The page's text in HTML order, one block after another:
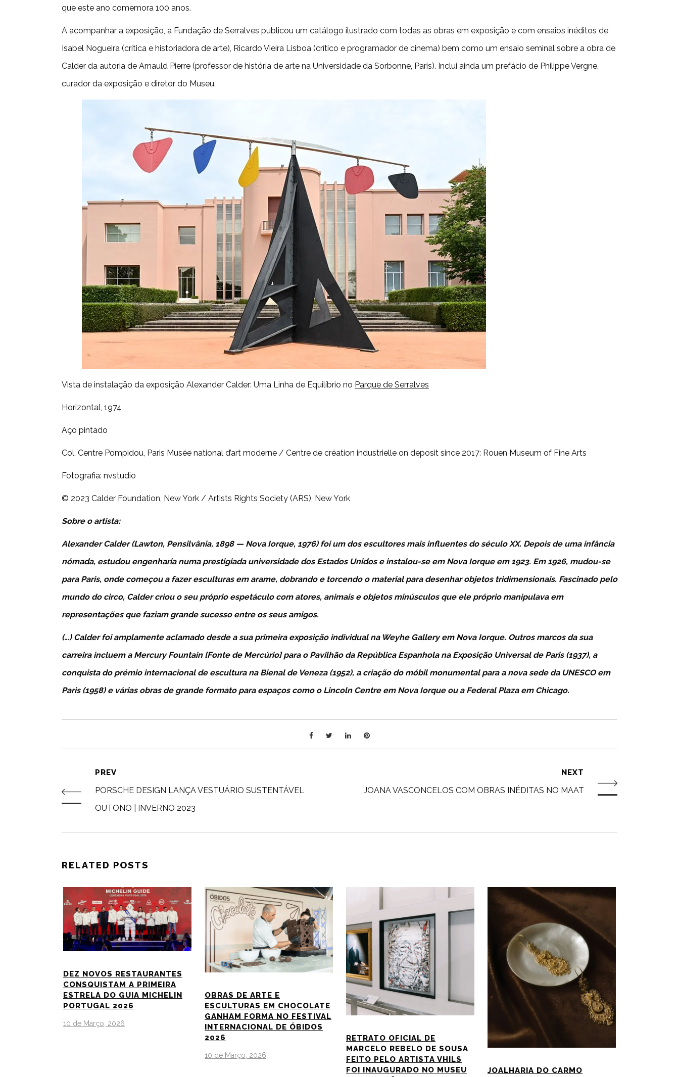
que este ano comemora 100 anos.
A acompanhar a exposição, a Fundação de Serralves publicou um catálogo ilustrado com todas as obras em exposição e com ensaios inéditos de
Isabel Nogueira (crítica e historiadora de arte), Ricardo Vieira Lisboa (crítico e programador de cinema) bem como um ensaio seminal sobre a obra de
Calder da autoria de Arnauld Pierre (professor de história de arte na Universidade da Sorbonne, Paris). Inclui ainda um prefácio de Philippe Vergne,
curador da exposição e diretor do Museu.
Vista de instalação da exposição Alexander Calder: Uma Linha de Equilíbrio no Parque de Serralves
Horizontal, 1974
Aço pintado
Col. Centre Pompidou, Paris Musée national d’art moderne / Centre de création industrielle on deposit since 2017: Rouen Museum of Fine Arts
Fotografia: nvstudio
© 2023 Calder Foundation, New York / Artists Rights Society (ARS), New York
Sobre o artista:
Alexander Calder (Lawton, Pensilvânia, 1898 — Nova Iorque, 1976) foi um dos escultores mais influentes do século XX. Depois de uma infância
nómada, estudou engenharia numa prestigiada universidade dos Estados Unidos e instalou-se em Nova Iorque em 1923. Em 1926, mudou-se
para Paris, onde começou a fazer esculturas em arame, dobrando e torcendo o material para desenhar objetos tridimensionais. Fascinado pelo
mundo do circo, Calder criou o seu próprio espetáculo com atores, animais e objetos minúsculos que ele próprio manipulava em
representações que faziam grande sucesso entre os seus amigos.
(…) Calder foi amplamente aclamado desde a sua primeira exposição individual na Weyhe Gallery em Nova Iorque. Outros marcos da sua
carreira incluem a Mercury Fountain [Fonte de Mercúrio] para o Pavilhão da República Espanhola na Exposição Universal de Paris (1937), a
conquista do prémio internacional de escultura na Bienal de Veneza (1952), a criação do móbil monumental para a nova sede da UNESCO em
Paris (1958) e várias obras de grande formato para espaços como o Lincoln Centre em Nova Iorque ou a Federal Plaza em Chicago.
PREV
PORSCHE DESIGN LANÇA VESTUÁRIO SUSTENTÁVEL
OUTONO | INVERNO 2023
NEXT
JOANA VASCONCELOS COM OBRAS INÉDITAS NO MAAT
RELATED POSTS
DEZ NOVOS RESTAURANTES
CONSQUISTAM A PRIMEIRA
ESTRELA DO GUIA MICHELIN
PORTUGAL 2026
10 de Março, 2026
OBRAS DE ARTE E
ESCULTURAS EM CHOCOLATE
GANHAM FORMA NO FESTIVAL
INTERNACIONAL DE ÓBIDOS
2026
10 de Março, 2026
RETRATO OFICIAL DE
MARCELO REBELO DE SOUSA
FEITO PELO ARTISTA VHILS
FOI INAUGURADO NO MUSEU
JOALHARIA DO CARMO